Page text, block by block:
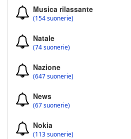
Musica rilassante
(154 suonerie)
Natale
(74 suonerie)
Nazione
(647 suonerie)
News
(67 suonerie)
Nokia
(113 suonerie)